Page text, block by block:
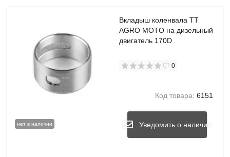
нет в наличии
Вкладыш коленвала TT
AGRO MOTO на дизельный
двигатель 170D
0
Код товара: 6151
Уведомить о наличии